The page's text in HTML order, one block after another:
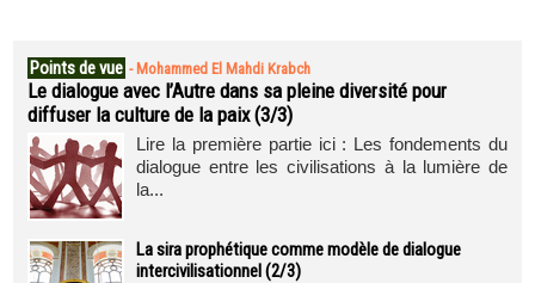
Points de vue - Mohammed El Mahdi Krabch
Le dialogue avec l’Autre dans sa pleine diversité pour
diffuser la culture de la paix (3/3)
Lire la première partie ici : Les fondements du
dialogue entre les civilisations à la lumière de
la...
La sira prophétique comme modèle de dialogue
intercivilisationnel (2/3)